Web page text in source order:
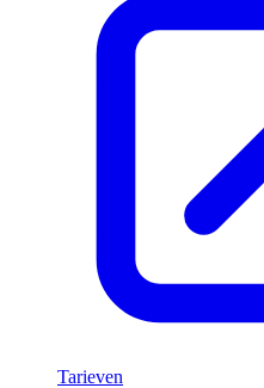
Tarieven